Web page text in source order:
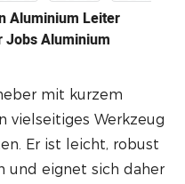
Aluminium Leiter
Jobs Aluminium
mit kurzem
vielseitiges Werkzeug
Er ist leicht, robust
und eignet sich daher